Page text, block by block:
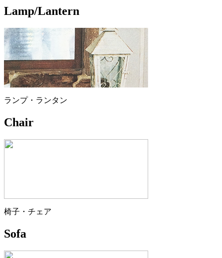
Lamp/Lantern
ランプ・ランタン
Chair
椅子・チェア
Sofa